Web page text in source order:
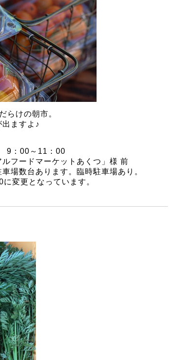
らけの朝市。
ますよ♪
：00～11：00
ードマーケットあくつ」様 前
数台あります。臨時駐車場あり。
変更となっています。